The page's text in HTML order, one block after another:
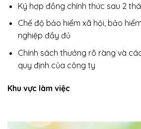
Ký hợp đồng chính thức sau 2
Chế độ bảo hiểm xã hội, bảo
nghiệp đầy đủ
Chính sách thưởng rõ ràng và
quy định của công ty
Khu vực làm việc